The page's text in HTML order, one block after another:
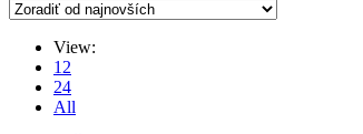
View:
12
24
All